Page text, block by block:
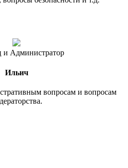
и Администратор
Ильич
вопросам и вопросам